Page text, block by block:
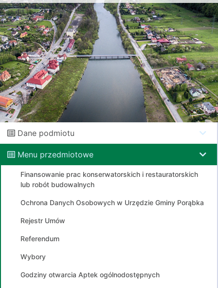
Dane podmiotu
Menu przedmiotowe
Finansowanie prac konserwatorskich i restauratorskich
lub robót budowalnych
Ochrona Danych Osobowych w Urzędzie Gminy Porąbka
Rejestr Umów
Referendum
Wybory
Godziny otwarcia Aptek ogólnodostępnych